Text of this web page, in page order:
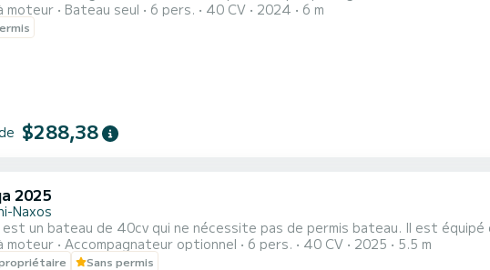
pour vous baigner ou simplement vous détendre au soleil. | Facile à
accueillir jusqu'à 6 personnes, en en faisant un choix parfait pour les
moteur Bateau seul 6 pers. 40 CV 2024 6 m
$288,38
2025
Naxos
est un bateau de 40cv qui ne nécessite pas de permis bateau. Il est
moteur Accompagnateur optionnel 6 pers. 40 CV 2025 5.5 m
Sans permis